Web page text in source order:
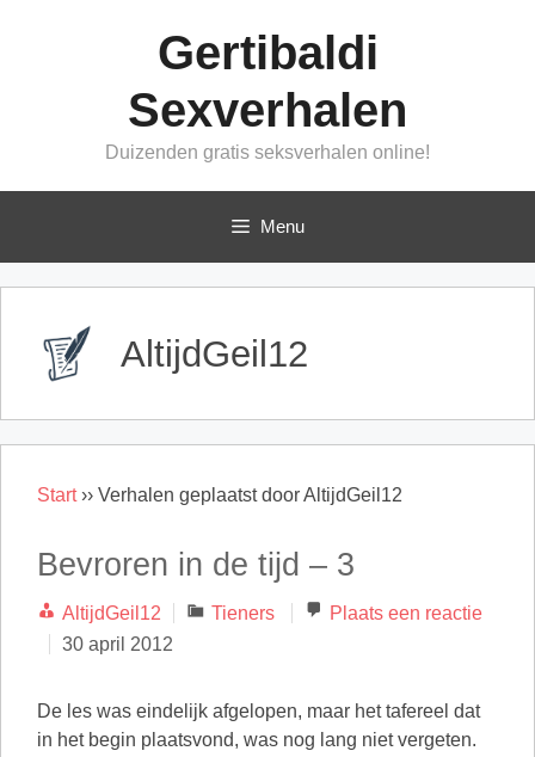
Gertibaldi
Sexverhalen
Duizenden gratis seksverhalen online!
Menu
AltijdGeil12
Start›› Verhalen geplaatst door AltijdGeil12
Bevroren in de tijd – 3
AltijdGeil12 Categorieën
Tieners
Plaats een reactie
30 april 2012
De les was eindelijk afgelopen, maar het tafereel dat
in het begin plaatsvond, was nog lang niet vergeten.